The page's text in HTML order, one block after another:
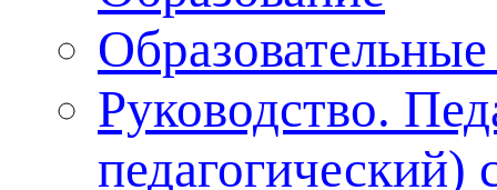
Руководство.
педагогический)